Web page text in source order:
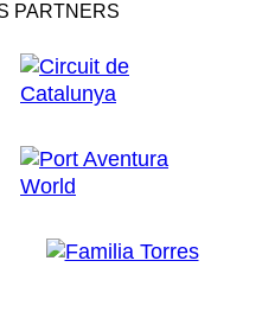
PARTNERS